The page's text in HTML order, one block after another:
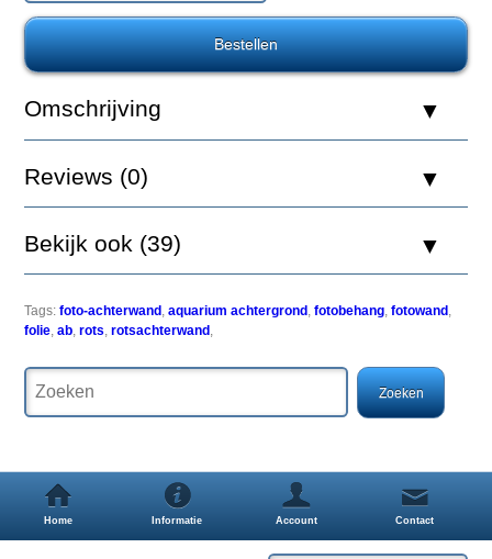
Aquatic
Nature
Foto
Achterwand
120
maar
zeer
manier
om
nooit
tevoren
Omschrijving
Reviews (0)
Bekijk ook (39)
Tags: foto-achterwand ,aquarium achtergrond ,fotobehang,fotowand ,
folie,ab,rots,rotsachterwand ,
Home Informatie Account Contact